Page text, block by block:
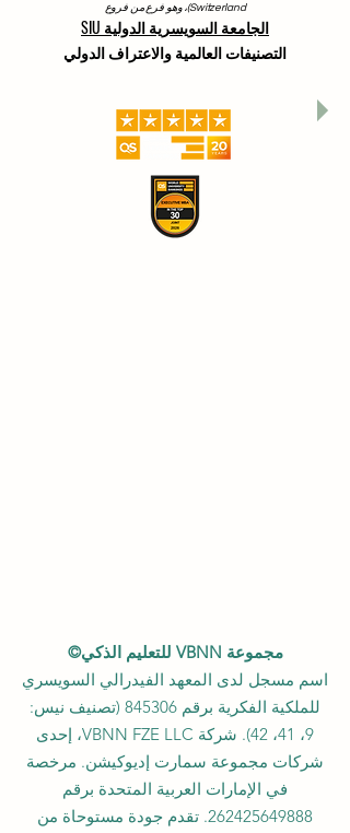
Switzerland)، وهو فرع من فروع
الجامعة السويسرية الدولية SIU
التصنيفات العالمية والاعتراف الدولي
مجموعة VBNN للتعليم الذكي©
اسم مسجل لدى المعهد الفيدرالي السويسري
للملكية الفكرية برقم 845306 (تصنيف نيس:
9، 41، 42). شركة VBNN FZE LLC، إحدى
شركات مجموعة سمارت إديوكيشن. مرخصة
في الإمارات العربية المتحدة برقم
262425649888. تقدم جودة مستوحاة من